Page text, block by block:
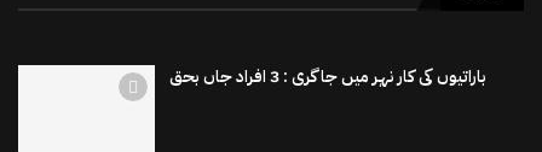
باراتیوں کی کار نہر میں جاگری : 3 افراد جاں بحق